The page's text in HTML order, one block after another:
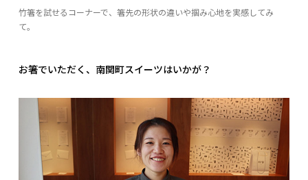
竹箸を試せるコーナーで、箸先の形状の違いや掴み心地を実感してみ
て。
お箸でいただく、南関町スイーツはいかが？